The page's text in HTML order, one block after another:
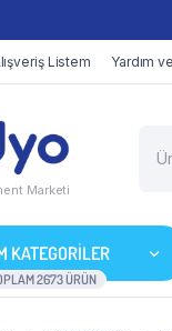
Listem Yardım
Marketi
KATEGORİLER
2673 ÜRÜN